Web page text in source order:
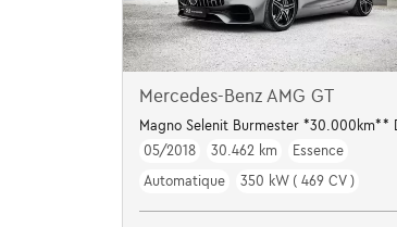
Mercedes-Benz AMG GT
Magno Selenit Burmester *30.000km**
05/2018
30.462 km
Essence
Automatique
350 kW ( 469 CV )